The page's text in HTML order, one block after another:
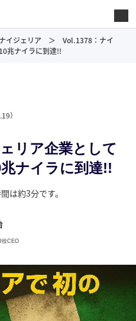
ナイジェリア
Vol.1378：ナイ
兆ナイラに到達!!
）
リア企業として
ナイラに到達!!
は約3分です。
役CEO